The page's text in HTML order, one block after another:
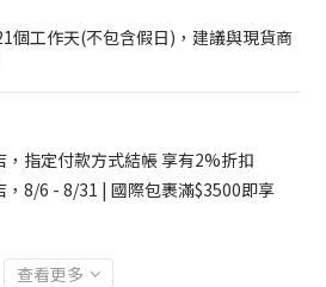
個工作天(不包含假日)，建議與現貨商
，指定付款方式結帳 享有2%折扣
，8/6 - 8/31 | 國際包裹滿$3500即享
查看更多